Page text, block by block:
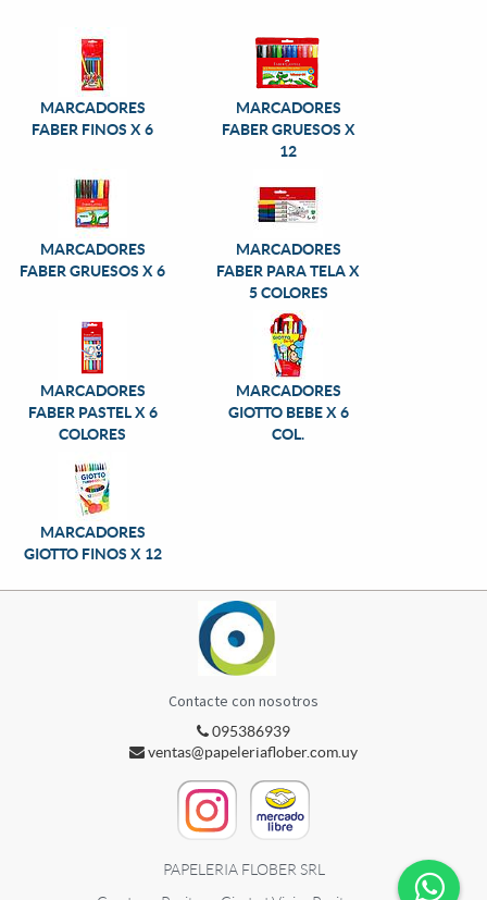
MARCADORES
FABER FINOS X 6
MARCADORES
FABER GRUESOS X
12
MARCADORES
FABER GRUESOS X 6
MARCADORES
FABER PARA TELA X
5 COLORES
MARCADORES
FABER PASTEL X 6
COLORES
MARCADORES
GIOTTO BEBE X 6
COL.
MARCADORES
GIOTTO FINOS X 12
Contacte con nosotros
095386939
ventas@papeleriaflober.com.uy
PAPELERIA FLOBER SRL